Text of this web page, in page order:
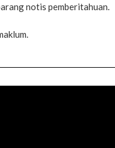
notis pemberitahuan.